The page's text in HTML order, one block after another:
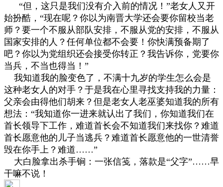
“但，这只是我们没有介入前的情况！ ”老女人又开
始扮酷， “现在呢？你以为南晋大学还会要你留校当老
师？要一个不服从部队安排，不服从党的安排，不服从
国家安排的人？任何单位都不会要！你快满预备期了
吧？你以为党组织还会接受你转正？我告诉你，党要你
当兵，不当也得当！ ”
我知道我的脸变色了，不满十九岁的学生怎么会是
这种老女人的对手？于是我在心里寻找支持我的力量：
父亲会由得他们胡来？但是老女人老巫婆知道我的所有
想法： “我知道你一进来就认出了我们，你知道我们在
首长领导下工作，难道首长会不知道我们来找你？难道
首长愿意他的儿子当逃兵？难道首长愿意他的一世清誉
毁在你手上？难道……”
大白脸拿出杀手锏：一张信笺，落款是“父字”……早
干嘛不说！